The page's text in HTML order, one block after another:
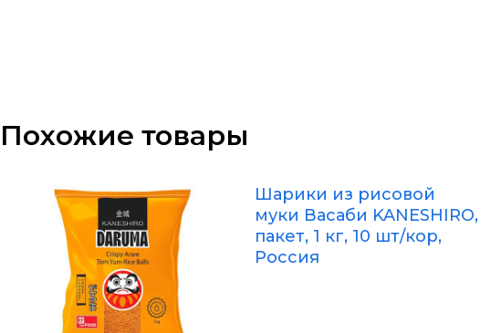
Похожие товары
Шарики из рисовой
муки Васаби KANESHIRO,
пакет, 1 кг, 10 шт/кор,
Россия